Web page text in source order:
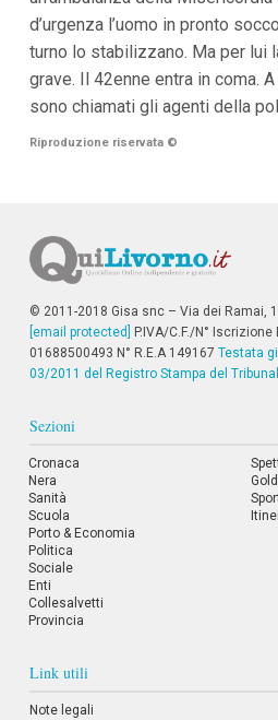
P
i
n
c
i
a
i
n
o
n
d
o
d’urgenza l’uomo in pronto
turno lo stabilizzano. Ma per lui
grave. Il 42enne entra in coma.
sono chiamati gli agenti della
Riproduzione riservata ©
© 2011-2018 Gisa snc – Via dei Ramai,
[email protected]
P.IVA/C.F./N°
01688500493 N° R.E.A 149167 Testata
03/2011 del Registro Stampa del
Sezioni
Cronaca
Nera
Sanità
Scuola
Porto & Economia
Politica
Sociale
Enti
Collesalvetti
Provincia
Link utili
Note legali